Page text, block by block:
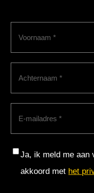
Consent
Ja, ik meld me aan
akkoord met het